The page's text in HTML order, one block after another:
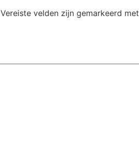
Vereiste velden zijn gemarkeerd met